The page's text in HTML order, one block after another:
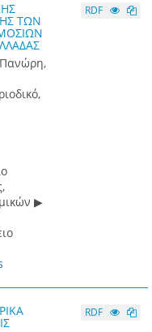
ΤΩΝ
▶
RDF
RDF